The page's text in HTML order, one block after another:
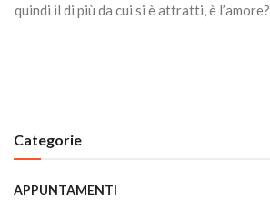
quindi il di più da cui si è attratti, è l’amore?
Categorie
APPUNTAMENTI